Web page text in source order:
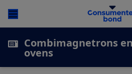
Combimagnetrons
ovens